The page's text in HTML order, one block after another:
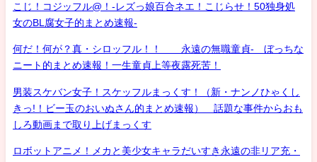
こじ！コジッフル@！-レズっ娘百合ネエ！こじらせ！50独身処
女のBL腐女子的まとめ速報-
何だ！何が？真・シロッフル！！ 永遠の無職童貞- ぼっちな
ニート的まとめ速報！一生童貞上等夜露死苦！
男装スケバン女子！スケッフルまっくす！（新・ナンノひゃくし
きっ!！ビー玉のおいぬさん的まとめ速報） 話題な事件からおも
しろ動画まで取り上げまっくす
ロボットアニメ！メカと美少女キャラだいすき永遠の非リア充・